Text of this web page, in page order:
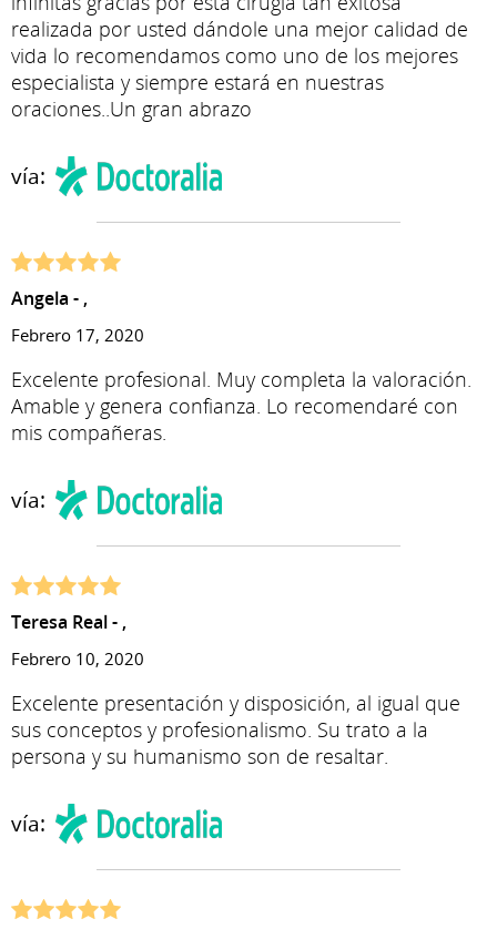
realizada por usted dándole una mejor calidad de
vida lo recomendamos como uno de los mejores
especialista y siempre estará en nuestras
oraciones..Un gran abrazo
vía:
Angela - ,
Febrero 17, 2020
Excelente profesional. Muy completa la valoración.
Amable y genera confianza. Lo recomendaré con
mis compañeras.
vía:
Teresa Real - ,
Febrero 10, 2020
Excelente presentación y disposición, al igual que
sus conceptos y profesionalismo. Su trato a la
persona y su humanismo son de resaltar.
vía: